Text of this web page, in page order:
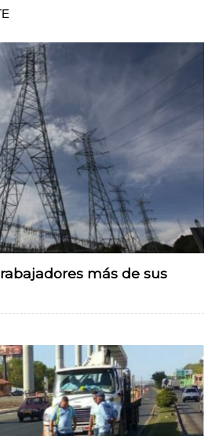
más de sus